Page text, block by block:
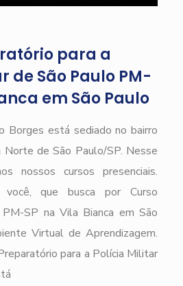
para a
de São Paulo PM-
em São Paulo
Borges está sediado no bairro
Norte de São Paulo/SP. Nesse
nossos cursos presenciais.
você, que busca por Curso
SP na Vila Bianca em São
Virtual de Aprendizagem.
para a Polícia Militar